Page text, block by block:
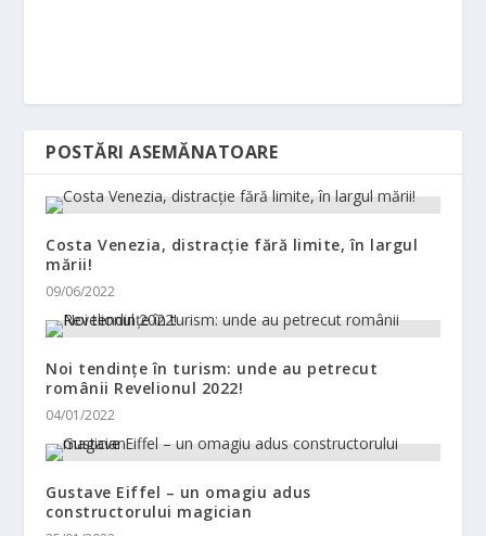
POSTĂRI ASEMĂNATOARE
Costa Venezia, distracție fără limite, în largul
mării!
09/06/2022
Noi tendințe în turism: unde au petrecut
românii Revelionul 2022!
04/01/2022
Gustave Eiffel – un omagiu adus
constructorului magician